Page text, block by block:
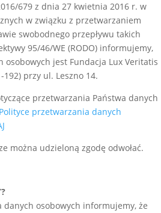
679 z dnia 27 kwietnia 2016 r. w
w związku z przetwarzaniem
swobodnego przepływu takich
95/46/WE (RODO) informujemy,
jest Fundacja Lux Veritatis
przy ul. Leszno 14.
przetwarzania Państwa danych
Polityce przetwarzania danych
można udzieloną zgodę odwołać.
danych osobowych informujemy, że